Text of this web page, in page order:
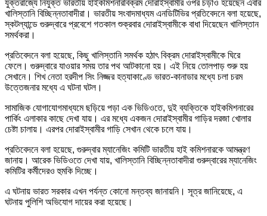
যুক্তরাজ্যে নিযুক্ত ভারতীয় হাইকমিশনারবিক্রম দোরাইস্বামীর ওপর চড়াও হয়েছেন এবার
খালিস্তানি বিচ্ছিন্নতাবাদীরা। ভারতীয় সংবাদমাধ্যম এনডিটিভির প্রতিবেদনে বলা হয়েছে,
স্কটল্যান্ডে গুরুদ্বারে প্রবেশে গতকাল শুক্রবার দোরাইস্বামীকে বাধা দিয়েছেন খালিস্তান
সমর্থকরা।
প্রতিবেদনে বলা হয়েছে, কিছু খালিস্তানি সমর্থক হঠাৎ বিক্রম দোরাইস্বামীকে ঘিরে
ফেলে। গুরুদ্বারে যাওয়ার সময় তার পথ আটকানো হয়। এই নিয়ে তোলপাড় শুরু হয়
সেখানে। শিখ নেতা হরদীপ সিং নিজ্জর হত্যাকাণ্ডে ভারত-কানাডার মধ্যে চলা চরম
উত্তেজনার মধ্যে এ ঘটনা ঘটল।
সামাজিক যোগাযোগমাধ্যমে ছড়িয়ে পড়া এক ভিডিওতে, দুই ব্যক্তিকে হাইকমিশনারের
পার্কিং এলাকার কাছে দেখা যায়। এর মধ্যে একজন দোরাইস্বামীর গাড়ির দরজা খোলার
চেষ্টা চালায়। এরপর দোরাইস্বামীর গাড়ি সেখান থেকে চলে যায়।
প্রতিবেদনে বলা হয়েছে, গুরুদ্বার ম্যানেজিং কমিটি ভারতীয় হাই কমিশনারকে আমন্ত্রণ
জানায়। আরেক ভিডিওতে দেখা যায়, খালিস্তানি বিচ্ছিন্নতাবাদীরা গুরুদ্বারের ম্যানেজিং
কমিটির কর্মীদেরও হুমকি দিচ্ছে।
এ ঘটনায় ভারত সরকার এখন পর্যন্ত কোনো মন্তব্য জানায়নি। সূত্র জানিয়েছে, এ
ঘটনায় পুলিশি অভিযোগ দায়ের করা হয়েছে।